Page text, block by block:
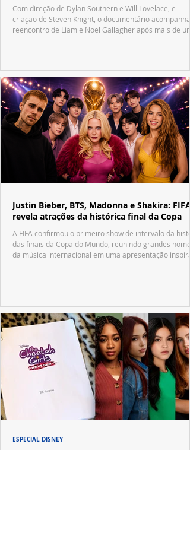
Com direção de Dylan Southern e Will Lovelace, e
criação de Steven Knight, o documentário acompanha
reencontro de Liam e Noel Gallagher após mais de
Justin Bieber, BTS, Madonna e Shakira: FIFA
revela atrações da histórica final da Copa
A FIFA confirmou o primeiro show de intervalo da
das finais da Copa do Mundo, reunindo grandes nomes
da música internacional em uma apresentação
ESPECIAL DISNEY